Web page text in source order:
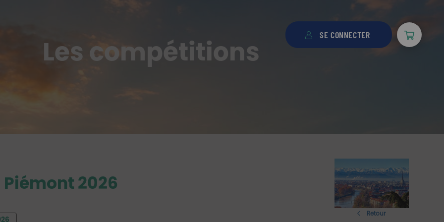
SE CONNECTER
Les compétitions
2026
Retour